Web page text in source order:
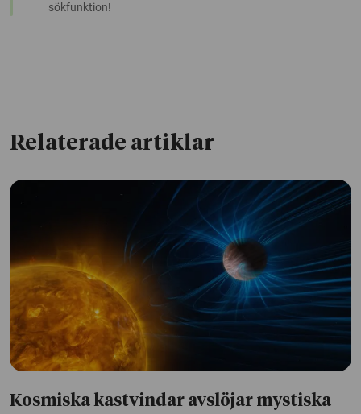
sökfunktion!
Relaterade artiklar
Kosmiska kastvindar avslöjar mystiska